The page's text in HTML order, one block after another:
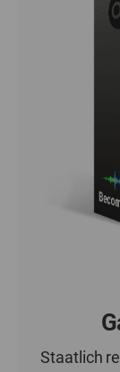
Staatlich